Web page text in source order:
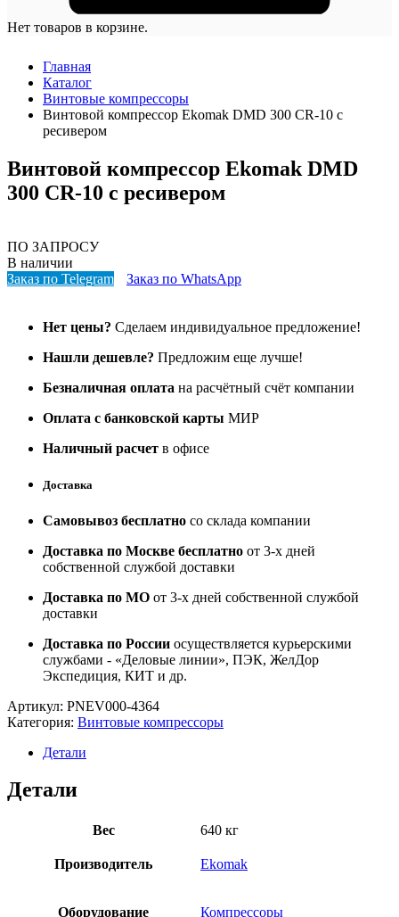
Нет товаров в корзине.
Главная
Каталог
Винтовые компрессоры
Винтовой компрессор Ekomak DMD 300 CR-10 с
ресивером
Винтовой компрессор Ekomak DMD
300 CR-10 с ресивером
ПО ЗАПРОСУ
В наличии
Заказ по Telegram
Заказ по WhatsApp
Нет цены? Сделаем индивидуальное предложение!
Нашли дешевле? Предложим еще лучше!
Безналичная оплата на расчётный счёт компании
Оплата с банковской карты МИР
Наличный расчет в офисе
Доставка
Самовывоз бесплатно со склада компании
Доставка по Москве бесплатно от 3-х дней
собственной службой доставки
Доставка по МО от 3-х дней собственной службой
доставки
Доставка по России осуществляется курьерскими
службами - «Деловые линии», ПЭК, ЖелДор
Экспедиция, КИТ и др.
Артикул: PNEV000-4364
Категория: Винтовые компрессоры
Детали
Детали
Вес 640 кг
Производитель Ekomak
Оборудование Компрессоры